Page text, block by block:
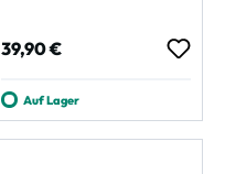
Regulärer Preis:
39,90 €
Auf Lager